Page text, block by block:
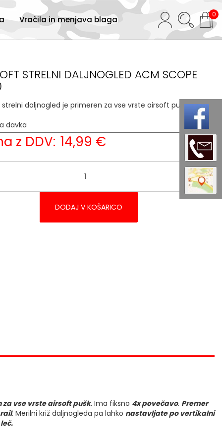
0
Vračila in menjava blaga
STRELNI DALJNOGLED ACM SCOPE
daljnogled je primeren za vse vrste airsoft pušk.
davka
z DDV: 14,99 €
DODAJ V KOŠARICO
za vse vrste airsoft pušk. Ima fiksno 4x povečavo. Premer
. Merilni križ daljnogleda pa lahko nastavljate po vertikalni